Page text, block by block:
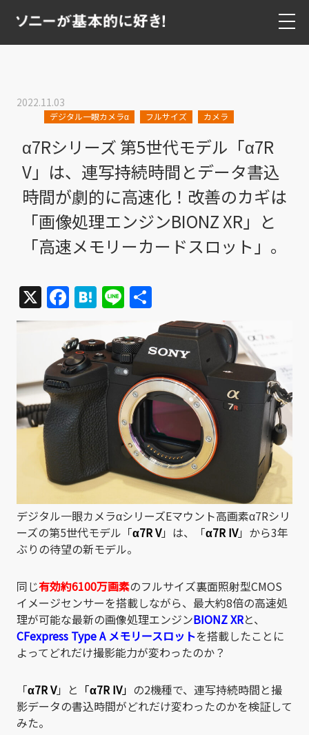
2022.11.03
デジタル一眼カメラα フルサイズ カメラ
α7Rシリーズ 第5世代モデル「α7R
V」は、連写持続時間とデータ書込
時間が劇的に高速化！改善のカギは
「画像処理エンジンBIONZ XR」と
「高速メモリーカードスロット」。
X Facebook
Hatena
Line
有
デジタル一眼カメラαシリーズEマウント高画素α7Rシリ
ーズの第5世代モデル「α7R V」は、「α7R IV」から3年
ぶりの待望の新モデル。
同じ有効約6100万画素のフルサイズ裏面照射型CMOS
イメージセンサーを搭載しながら、最大約8倍の高速処
理が可能な最新の画像処理エンジンBIONZ XRと、
CFexpress Type Aメモリースロットを搭載したことに
よってどれだけ撮影能力が変わったのか？
「α7R V」と 「α7R IV」 の2機種で、連写持続時間と撮
影データの書込時間がどれだけ変わったのかを検証して
みた。